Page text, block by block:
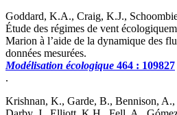
Goddard, K.A., Craig, K.J.,
Étude des régimes de vent
Marion à l’aide de la dynamique des
données mesurées.
Modélisation écologique 464 : 109827
.
Krishnan, K., Garde, B., Bennison,